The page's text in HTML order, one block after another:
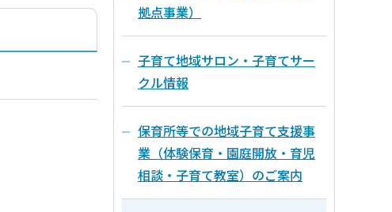
拠点事業）
子育て地域サロン・子育てサー
クル情報
保育所等での地域子育て支援事
業（体験保育・園庭開放・育児
相談・子育て教室）のご案内